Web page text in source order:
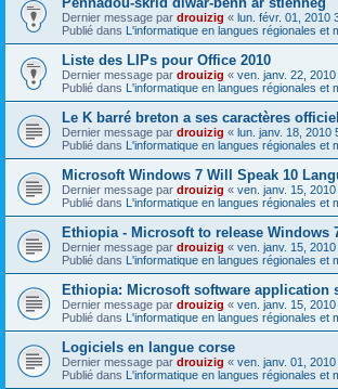
Dernier message par drouizig « lun. févr. 01, 2010
Publié dans L'informatique en langues régionales et
Liste des LIPs pour Office 2010
Dernier message par drouizig « ven. janv. 22,
Publié dans L'informatique en langues régionales et
Le K barré breton a ses caractères
Dernier message par drouizig « lun. janv. 18, 2010
Publié dans L'informatique en langues régionales et
Microsoft Windows 7 Will Speak 10
Dernier message par drouizig « ven. janv. 15,
Publié dans L'informatique en langues régionales et
Ethiopia - Microsoft to release Windows
Dernier message par drouizig « ven. janv. 15,
Publié dans L'informatique en langues régionales et
Ethiopia: Microsoft software application
Dernier message par drouizig « ven. janv. 15,
Publié dans L'informatique en langues régionales et
Logiciels en langue corse
Dernier message par drouizig « ven. janv. 01,
Publié dans L'informatique en langues régionales et